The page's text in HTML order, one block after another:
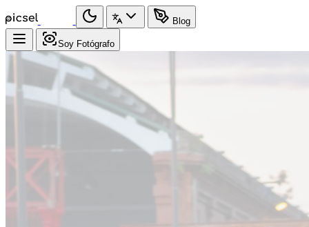
Blog
Soy Fotógrafo